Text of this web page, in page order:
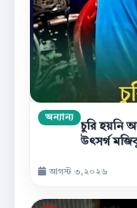
অন্যান্য
চুরি হয়নি
উৎসর্গ
আগস্ট ৩,২০২৬